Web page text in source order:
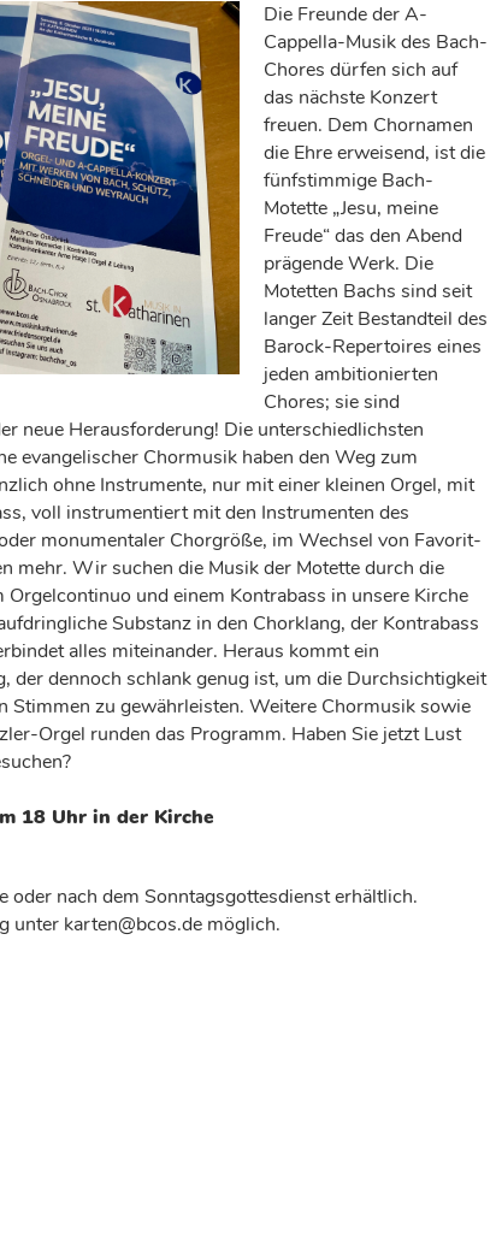
Die Freunde der A-
Cappella-Musik des Bach-
Chores dürfen sich auf
das nächste Konzert
freuen. Dem Chornamen
die Ehre erweisend, ist die
fünfstimmige Bach-
Motette „Jesu, meine
Freude“ das den Abend
prägende Werk. Die
Motetten Bachs sind seit
langer Zeit Bestandteil des
Barock-Repertoires eines
jeden ambitionierten
Chores; sie sind
neue Herausforderung! Die unterschiedlichsten
evangelischer Chormusik haben den Weg zum
ohne Instrumente, nur mit einer kleinen Orgel, mit
voll instrumentiert mit den Instrumenten des
monumentaler Chorgröße, im Wechsel von Favorit-
mehr. Wir suchen die Musik der Motette durch die
und einem Kontrabass in unsere Kirche
Substanz in den Chorklang, der Kontrabass
alles miteinander. Heraus kommt ein
der dennoch schlank genug ist, um die Durchsichtigkeit
Stimmen zu gewährleisten. Weitere Chormusik sowie
Orgel runden das Programm. Haben Sie jetzt Lust
18 Uhr in der Kirche
oder nach dem Sonntagsgottesdienst erhältlich.
unter karten@bcos.de möglich.